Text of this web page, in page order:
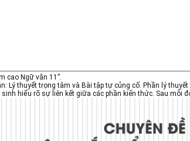
cao Ngữ văn 11”.
Lý thuyết trọng tâm và Bài tập tự củng cố. Phần lý
hiểu rõ sự liên kết giữa các phần kiến thức. Sau mỗi